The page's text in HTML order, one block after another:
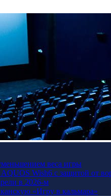
веса игры
Wish6 с защитой от
в 2026-м
«Игру в кальмара»